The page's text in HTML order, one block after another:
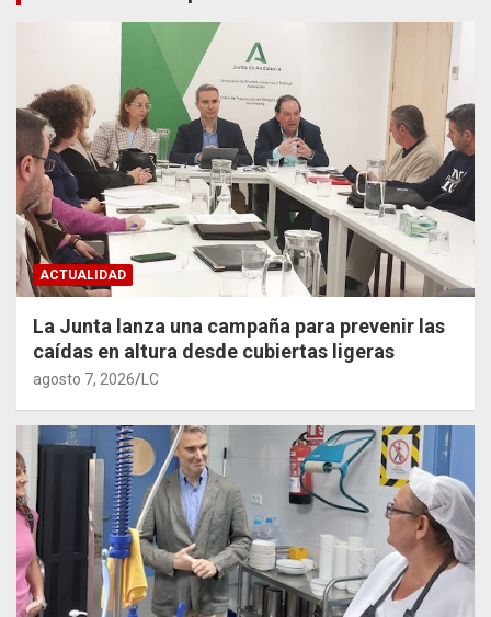
ACTUALIDAD
La Junta lanza una campaña para prevenir las
caídas en altura desde cubiertas ligeras
agosto 7, 2026 LC